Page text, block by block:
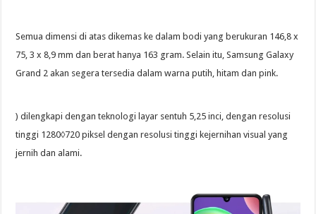
Semua dimensi di atas dikemas ke dalam bodi yang berukuran 146,8 x
75, 3 x 8,9 mm dan berat hanya 163 gram. Selain itu, Samsung Galaxy
Grand 2 akan segera tersedia dalam warna putih, hitam dan pink.
) dilengkapi dengan teknologi layar sentuh 5,25 inci, dengan resolusi
tinggi 1280◊720 piksel dengan resolusi tinggi kejernihan visual yang
jernih dan alami.